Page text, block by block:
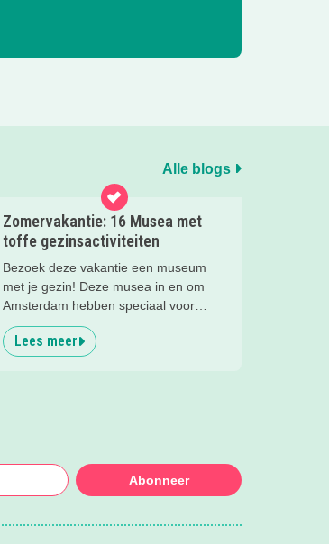
Alle blogs
Zomervakantie: 16 Musea met
toffe gezinsactiviteiten
Bezoek deze vakantie een museum
met je gezin! Deze musea in en om
Amsterdam hebben speciaal voor
families super leuke activiteiten deze
zomervakantie!
Lees meer
Abonneer